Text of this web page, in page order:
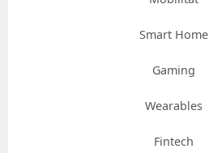
Smart Home
Gaming
Wearables
Fintech